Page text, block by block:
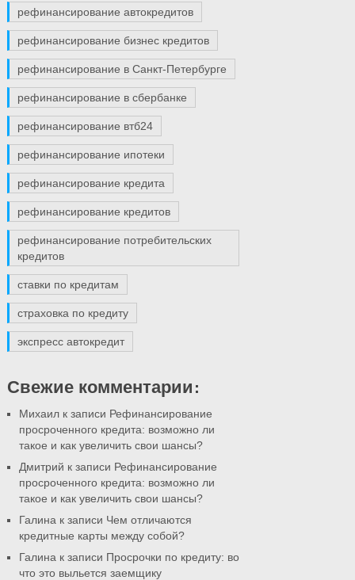
рефинансирование автокредитов
рефинансирование бизнес кредитов
рефинансирование в Санкт-Петербурге
рефинансирование в сбербанке
рефинансирование втб24
рефинансирование ипотеки
рефинансирование кредита
рефинансирование кредитов
рефинансирование потребительских
кредитов
ставки по кредитам
страховка по кредиту
экспресс автокредит
Свежие комментарии:
Михаилк записи Рефинансирование
просроченного кредита: возможно ли
такое и как увеличить свои шансы?
Дмитрий к записи Рефинансирование
просроченного кредита: возможно ли
такое и как увеличить свои шансы?
Галина к записи Чем отличаются
кредитные карты между собой?
Галина к записи Просрочки по кредиту: во
что это выльется заемщику